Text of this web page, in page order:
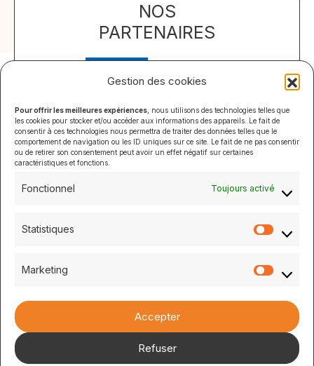
Gestion des cookies
Pour offrir les meilleures expériences , nous utilisons des technologies telles que
les cookies pour stocker et/ou accéder aux informations des appareils. Le fait de
consentir à ces technologies nous permettra de traiter des données telles que le
comportement de navigation ou les ID uniques sur ce site. Le fait de ne pas consentir
ou de retirer son consentement peut avoir un effet négatif sur certaines
caractéristiques et fonctions.
Fonctionnel Toujours activé
Statistiques
Marketing
Accepter
Refuser
NOS
PARTENAIRES
© 2026 L'enfantScop' – Tous droits réservés